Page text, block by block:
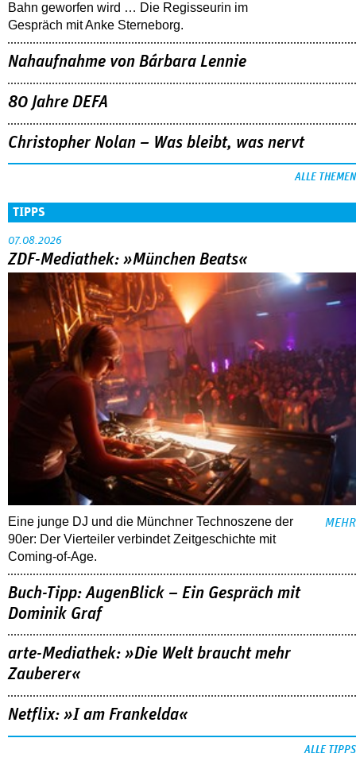
Bahn geworfen wird … Die Regisseurin im
Gespräch mit Anke Sterneborg.
Nahaufnahme von Bárbara Lennie
80 Jahre DEFA
Christopher Nolan – Was bleibt, was nervt
ALLE THEMEN
TIPPS
07.08.2026
ZDF-Mediathek: »München Beats«
Eine junge DJ und die Münchner Technoszene der
90er: Der Vierteiler verbindet Zeitgeschichte mit
Coming-of-Age.
MEHR
Buch-Tipp: AugenBlick – Ein Gespräch mit
Dominik Graf
arte-Mediathek: »Die Welt braucht mehr
Zauberer«
Netflix: »I am Frankelda«
ALLE TIPPS